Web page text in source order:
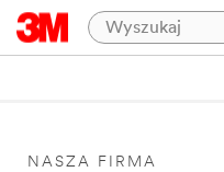
NASZA FIRMA